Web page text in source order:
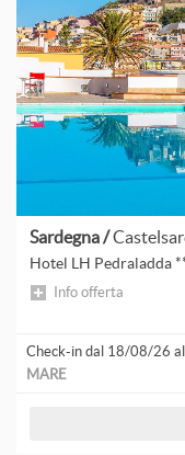
Sardegna /
Hotel LH Pedraladda
Info offerta
Check-in dal 18/08/26
MARE